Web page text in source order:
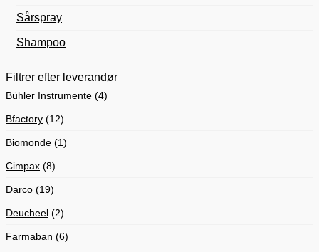
Sårspray
Shampoo
Filtrer efter leverandør
Bühler Instrumente (4)
Bfactory (12)
Biomonde (1)
Cimpax (8)
Darco (19)
Deucheel (2)
Farmaban (6)